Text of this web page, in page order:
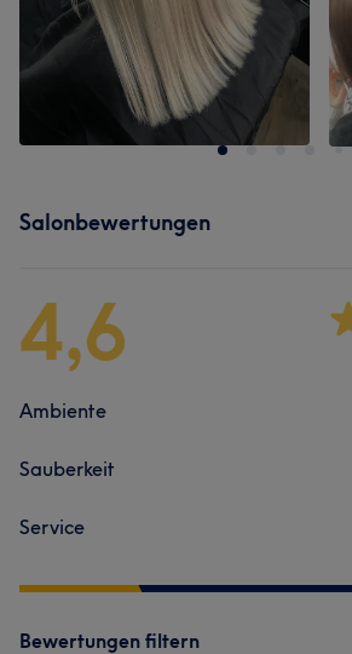
Salonbewertungen
4,6
Ambiente
Sauberkeit
Service
Bewertungen filtern